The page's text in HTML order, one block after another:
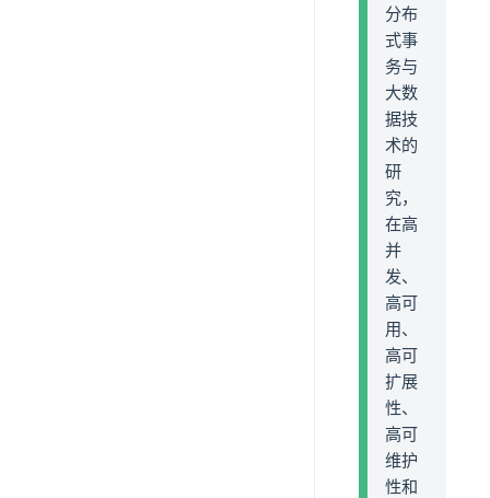
分布
式事
务与
大数
据技
术的
研
究，
在高
并
发、
高可
用、
高可
扩展
性、
高可
维护
性和